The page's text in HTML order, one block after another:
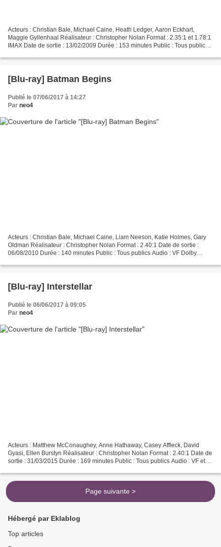
Acteurs : Christian Bale, Michael Caine, Heath Ledger, Aaron Eckhart,
Maggie Gyllenhaal Réalisateur : Christopher Nolan Format : 2.35:1 et 1.78:1
IMAX Date de sortie : 13/02/2009 Durée : 153 minutes Public : Tous publics
[Blu-ray] Batman Begins
Publié le 07/06/2017 à 14:27
Par neo4
Acteurs : Christian Bale, Michael Caine, Liam Neeson, Katie Holmes, Gary
Oldman Réalisateur : Christopher Nolan Format : 2.40:1 Date de sortie :
06/08/2010 Durée : 140 minutes Public : Tous publics Audio : VF Dolby
[Blu-ray] Interstellar
Publié le 06/06/2017 à 09:05
Par neo4
Acteurs : Matthew McConaughey, Anne Hathaway, Casey Affleck, David
Gyasi, Ellen Burstyn Réalisateur : Christopher Nolan Format : 2.40:1 Date de
sortie : 31/03/2015 Durée : 169 minutes Public : Tous publics Audio : VF et
Page suivante >
Hébergé par Eklablog
Top articles